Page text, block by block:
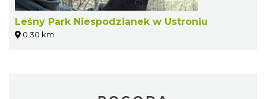
Leśny Park Niespodzianek w Ustroniu
0.30 km